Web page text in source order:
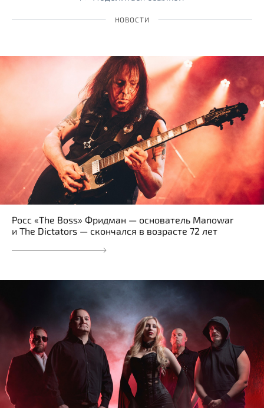
НОВОСТИ
Росс «The Boss» Фридман — основатель Manowar
и The Dictators — скончался в возрасте 72 лет